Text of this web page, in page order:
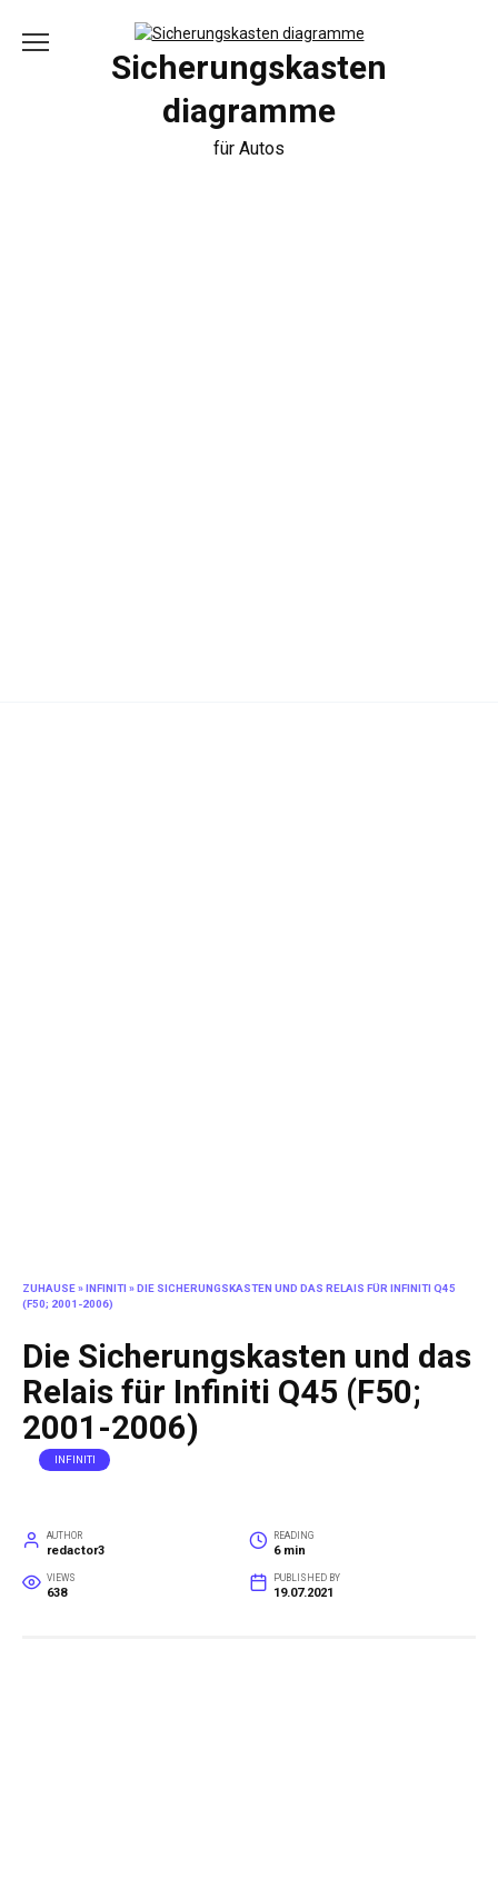
content
Sicherungskasten
diagramme
für Autos
ZUHAUSE»INFINITI »DIE SICHERUNGSKASTEN UND DAS RELAIS FÜR INFINITI Q45
(F50; 2001-2006)
Die Sicherungskasten und das
Relais für Infiniti Q45 (F50;
2001-2006)
INFINITI
AUTHOR
redactor3
READING
6 min
VIEWS
638
PUBLISHED BY
19.07.2021